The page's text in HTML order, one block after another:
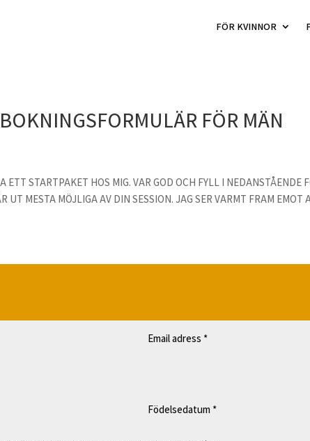
FÖR KVINNOR
BOKNINGSFORMULÄR FÖR MÄN
STARTPAKET HOS MIG. VAR GOD OCH FYLL I NEDANSTÅENDE
UT MESTA MÖJLIGA AV DIN SESSION. JAG SER VARMT FRAM EMOT